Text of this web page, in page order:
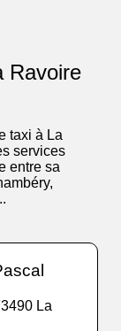
Ravoire
taxi à La
services
entre sa
La